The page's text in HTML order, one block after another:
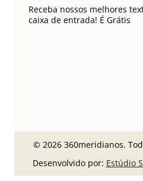
Receba nossos melhores
caixa de entrada! É Grátis
© 2026 360meridianos.
Desenvolvido por: Estúdio